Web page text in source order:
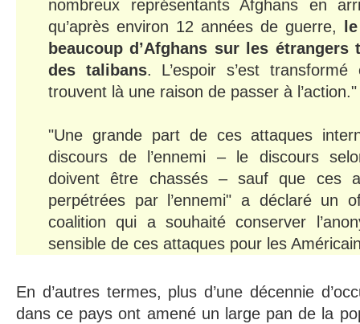
nombreux représentants Afghans en
qu’après environ 12 années de guerre,
beaucoup d’Afghans sur les
des talibans. L’espoir s’est
trouvent là une raison de passer à l’action."
"Une grande part de ces attaques
discours de l’ennemi – le discours
doivent être chassés – sauf que ces
perpétrées par l’ennemi" a déclaré un
coalition qui a souhaité conserver
sensible de ces attaques pour les
En d’autres termes, plus d’une décennie
dans ce pays ont amené un large pan de la